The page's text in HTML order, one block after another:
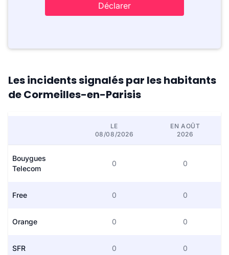
Déclarer
Les incidents signalés par les habitants
de Cormeilles-en-Parisis
LE
08/08/2026
EN AOÛT
2026
Bouygues
Telecom
0 0
Free 0 0
Orange 0 0
SFR 0 0